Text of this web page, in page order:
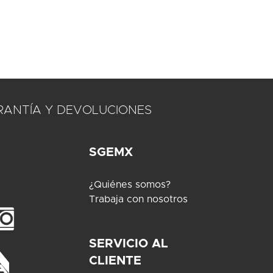
Y DEVOLUCIONES
SGEMX
¿Quiénes somos?
Trabaja con nosotros
SERVICIO AL
CLIENTE